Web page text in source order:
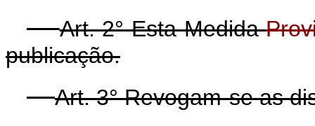
Art. 2° Esta Medida
publicação.
Art. 3° Revogam-se as